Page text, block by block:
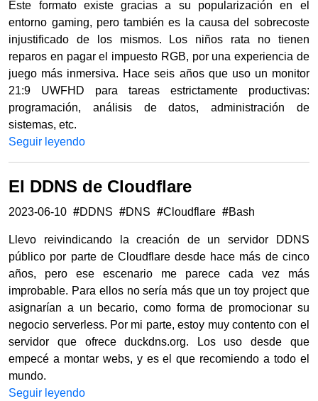
Este formato existe gracias a su popularización en el
entorno gaming, pero también es la causa del sobrecoste
injustificado de los mismos. Los niños rata no tienen
reparos en pagar el impuesto RGB, por una experiencia de
juego más inmersiva. Hace seis años que uso un monitor
21:9 UWFHD para tareas estrictamente productivas:
programación, análisis de datos, administración de
sistemas, etc.
Seguir leyendo
El DDNS de Cloudflare
2023-06-10 #DDNS #DNS #Cloudflare #Bash
Llevo reivindicando la creación de un servidor DDNS
público por parte de Cloudflare desde hace más de cinco
años, pero ese escenario me parece cada vez más
improbable. Para ellos no sería más que un toy project que
asignarían a un becario, como forma de promocionar su
negocio serverless. Por mi parte, estoy muy contento con el
servidor que ofrece duckdns.org. Los uso desde que
empecé a montar webs, y es el que recomiendo a todo el
mundo.
Seguir leyendo